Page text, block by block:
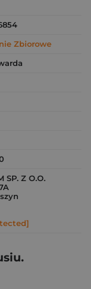
Zbiorowe
SP. Z O.O.